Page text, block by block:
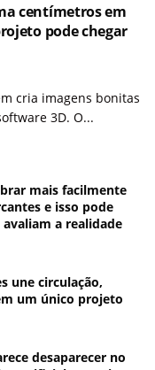
centímetros em
pode chegar
cria imagens bonitas
3D. O...
mais facilmente
e isso pode
a realidade
une circulação,
um único projeto
desaparecer no